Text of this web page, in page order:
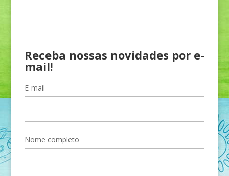
Receba nossas novidades por e-
mail!
E-mail
Nome completo